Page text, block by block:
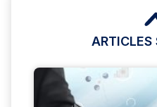
ARTICLES